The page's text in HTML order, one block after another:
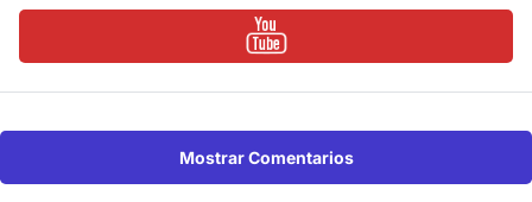
Mostrar Comentarios